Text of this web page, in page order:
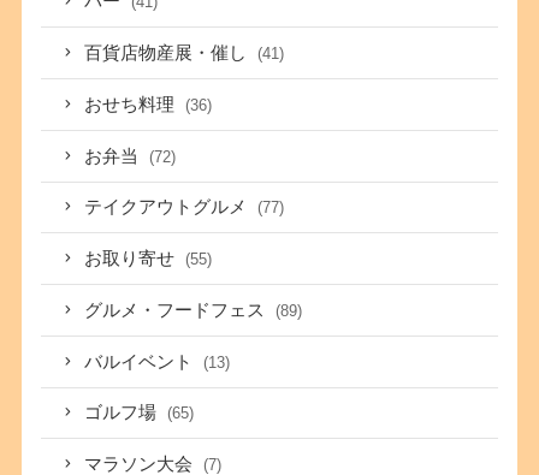
百貨店物産展・催し (41)
おせち料理 (36)
お弁当 (72)
テイクアウトグルメ (77)
お取り寄せ (55)
グルメ・フードフェス (89)
バルイベント (13)
ゴルフ場 (65)
マラソン大会 (7)